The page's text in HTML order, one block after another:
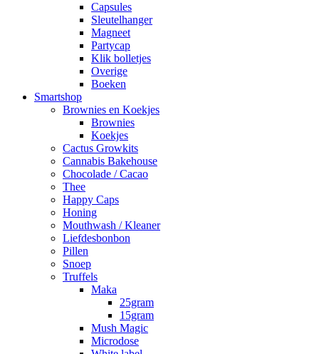
Capsules
Sleutelhanger
Magneet
Partycap
Klik bolletjes
Overige
Boeken
Smartshop
Brownies en Koekjes
Brownies
Koekjes
Cactus Growkits
Cannabis Bakehouse
Chocolade / Cacao
Thee
Happy Caps
Honing
Mouthwash / Kleaner
Liefdesbonbon
Pillen
Snoep
Truffels
Maka
25gram
15gram
Mush Magic
Microdose